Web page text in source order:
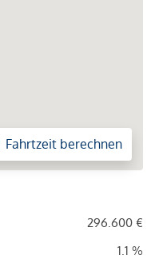
Fahrtzeit berechnen
296.600 €
1.1 %